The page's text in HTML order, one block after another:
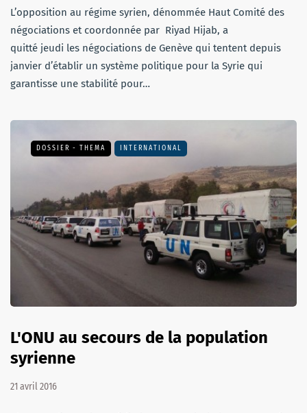
L’opposition au régime syrien, dénommée Haut Comité des
négociations et coordonnée par Riyad Hijab, a
quitté jeudi les négociations de Genève qui tentent depuis
janvier d’établir un système politique pour la Syrie qui
garantisse une stabilité pour…
DOSSIER - THEMA INTERNATIONAL
L'ONU au secours de la population
syrienne
21 avril 2016